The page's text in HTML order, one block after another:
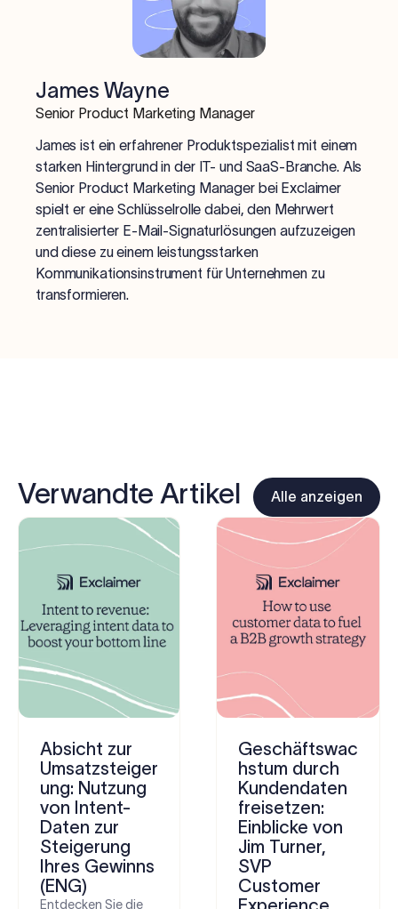
James Wayne
Senior Product Marketing Manager
James ist ein erfahrener Produktspezialist mit einem
starken Hintergrund in der IT- und SaaS-Branche. Als
Senior Product Marketing Manager bei Exclaimer
spielt er eine Schlüsselrolle dabei, den Mehrwert
zentralisierter E-Mail-Signaturlösungen aufzuzeigen
und diese zu einem leistungsstarken
Kommunikationsinstrument für Unternehmen zu
transformieren.
Verwandte Artikel Alle anzeigen
Absicht zur
Umsatzsteiger
ung: Nutzung
von Intent-
Daten zur
Steigerung
Ihres Gewinns
(ENG)
Entdecken Sie die
Geschäftswac
hstum durch
Kundendaten
freisetzen:
Einblicke von
Jim Turner,
SVP
Customer